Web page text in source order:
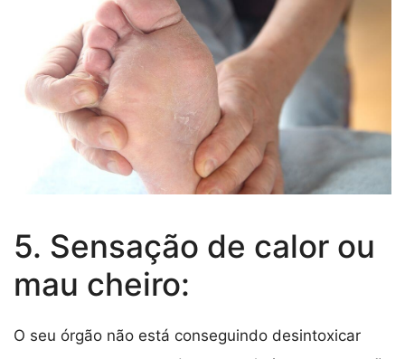
5. Sensação de calor ou
mau cheiro:
O seu órgão não está conseguindo desintoxicar